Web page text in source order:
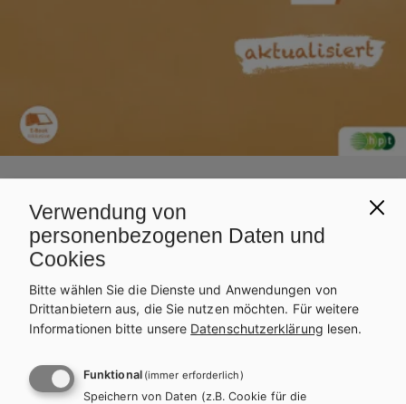
Naturwissenschaften für
Höhere technische
Lehranstalten, Band 2
unseren Schulbüchern.
Verwendung von
personenbezogenen Daten und
Cookies
Bitte wählen Sie die Dienste und Anwendungen von
Drittanbietern aus, die Sie nutzen möchten. Für weitere
Informationen bitte unsere Datenschutzerklärung lesen.
Funktional (immer erforderlich)
Speichern von Daten (z.B. Cookie für die